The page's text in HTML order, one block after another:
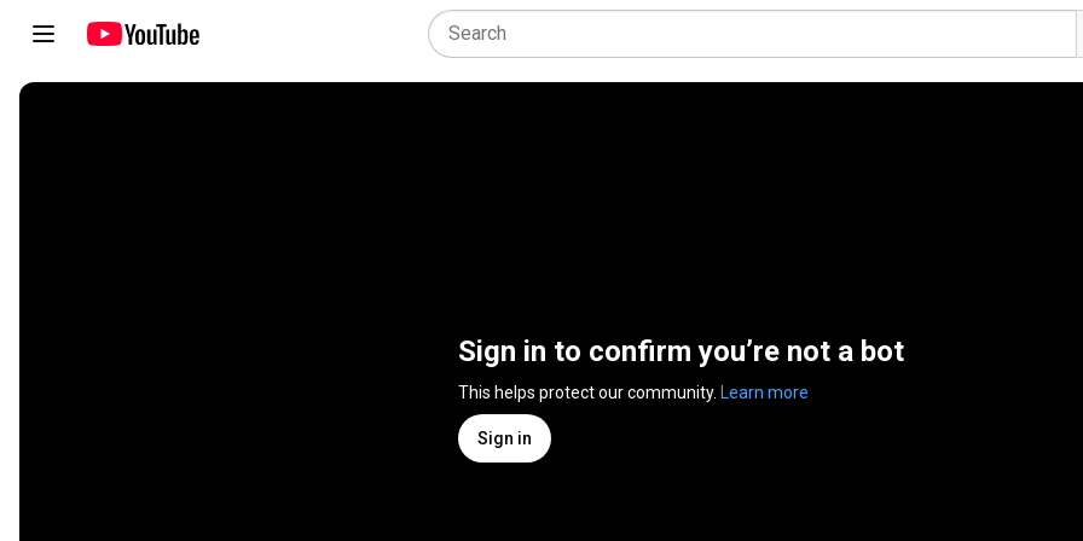
Sign in to confirm you’re not a bot
This helps protect our community. Learn more
Sign in